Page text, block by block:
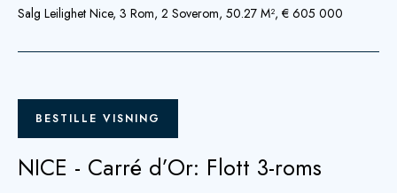
Salg Leilighet Nice, 3 Rom, 2 Soverom, 50.27 M², € 605 000
BESTILLE VISNING
NICE - Carré d’Or: Flott 3-roms